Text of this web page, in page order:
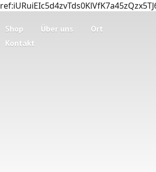
Shop Über uns
Ort
Kontakt